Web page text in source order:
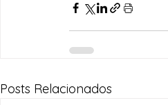
Posts Relacionados